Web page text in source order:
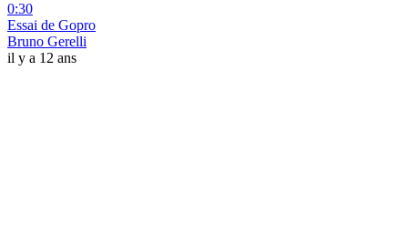
0:30
Essai de Gopro
Bruno Gerelli
il y a 12 ans